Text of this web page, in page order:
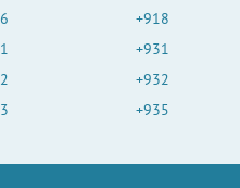
+918
+931
+932
+935